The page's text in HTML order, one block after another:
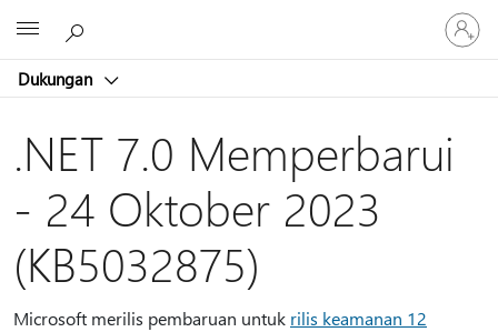
Dukungan
Masuk
ke
akun
.NET 7.0 Memperbarui
- 24 Oktober 2023
(KB5032875)
Microsoft merilis pembaruan untuk rilis keamanan 12